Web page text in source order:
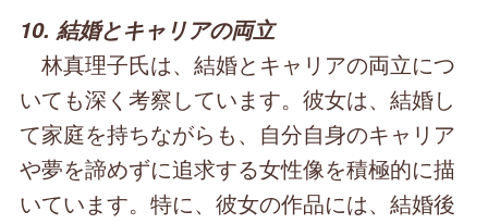
10. 結婚とキャリアの両立
林真理子氏は、結婚とキャリアの両立につ
いても深く考察しています。彼女は、結婚し
て家庭を持ちながらも、自分自身のキャリア
や夢を諦めずに追求する女性像を積極的に描
いています。特に、彼女の作品には、結婚後